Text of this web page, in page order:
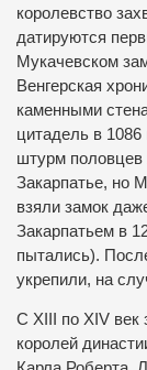
королевство
датируются
Мукачевском
Венгерская
каменными
цитадель в
штурм половцев
Закарпатье, но
взяли замок
Закарпатьем в
пытались).
укрепили, на
С ХІІІ по ХІV
королей